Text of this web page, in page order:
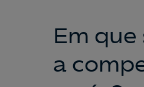
Em
a